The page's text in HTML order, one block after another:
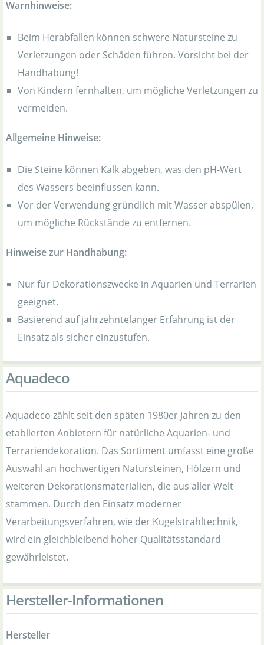
Warnhinweise:
Beim Herabfallen können schwere Natursteine zu
Verletzungen oder Schäden führen. Vorsicht bei der
Handhabung!
Von Kindern fernhalten, um mögliche Verletzungen zu
vermeiden.
Allgemeine Hinweise:
Die Steine können Kalk abgeben, was den pH-Wert
des Wassers beeinflussen kann.
Vor der Verwendung gründlich mit Wasser abspülen,
um mögliche Rückstände zu entfernen.
Hinweise zur Handhabung:
Nur für Dekorationszwecke in Aquarien und Terrarien
geeignet.
Basierend auf jahrzehntelanger Erfahrung ist der
Einsatz als sicher einzustufen.
Aquadeco
Aquadeco zählt seit den späten 1980er Jahren zu den
etablierten Anbietern für natürliche Aquarien- und
Terrariendekoration. Das Sortiment umfasst eine große
Auswahl an hochwertigen Natursteinen, Hölzern und
weiteren Dekorationsmaterialien, die aus aller Welt
stammen. Durch den Einsatz moderner
Verarbeitungsverfahren, wie der Kugelstrahltechnik,
wird ein gleichbleibend hoher Qualitätsstandard
gewährleistet.
Hersteller-Informationen
Hersteller